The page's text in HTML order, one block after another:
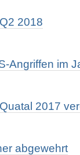
2018
Angriffen im
2017
abgewehrt